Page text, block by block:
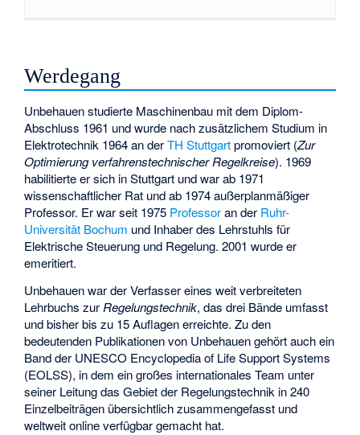
Werdegang
Unbehauen studierte Maschinenbau mit dem Diplom-
Abschluss 1961 und wurde nach zusätzlichem Studium in
Elektrotechnik 1964 an derTH Stuttgartpromoviert (Zur
Optimierung verfahrenstechnischer Regelkreise). 1969
habilitierte er sich in Stuttgart und war ab 1971
wissenschaftlicher Rat und ab 1974 außerplanmäßiger
Professor. Er war seit 1975 Professoran der Ruhr-
Universität Bochum und Inhaber des Lehrstuhls für
Elektrische Steuerung und Regelung. 2001 wurde er
emeritiert.
Unbehauen war der Verfasser eines weit verbreiteten
Lehrbuchs zurRegelungstechnik, das drei Bände umfasst
und bisher bis zu 15 Auflagen erreichte. Zu den
bedeutenden Publikationen von Unbehauen gehört auch ein
Band der UNESCO Encyclopedia of Life Support Systems
(EOLSS), in dem ein großes internationales Team unter
seiner Leitung das Gebiet der Regelungstechnik in 240
Einzelbeiträgen übersichtlich zusammengefasst und
weltweit online verfügbar gemacht hat.